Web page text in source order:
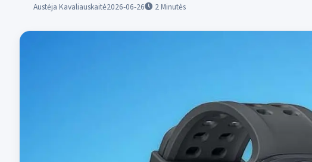
Austėja Kavaliauskaitė2026-06-26 2Minutės